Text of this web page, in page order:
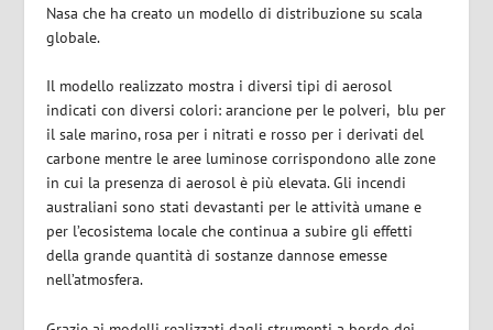
Nasa che ha creato un modello di distribuzione su scala
globale.
Il modello realizzato mostra i diversi tipi di aerosol
indicati con diversi colori: arancione per le polveri, blu per
il sale marino, rosa per i nitrati e rosso per i derivati del
carbone mentre le aree luminose corrispondono alle zone
in cui la presenza di aerosol è più elevata.Gli incendi
australiani sono stati devastanti per le attività umane e
per l’ecosistema locale che continua a subire gli effetti
della grande quantità di sostanze dannose emesse
nell’atmosfera.